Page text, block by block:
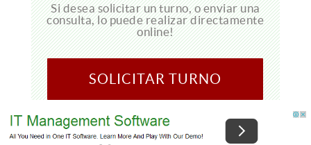
Si desea solicitar un turno, o enviar una
consulta, lo puede realizar directamente
online!
SOLICITAR TURNO